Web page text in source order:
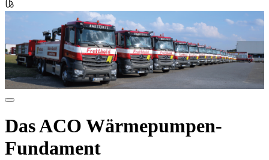
Das ACO Wärmepumpen-
Fundament